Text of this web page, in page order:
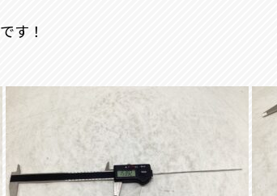
です！